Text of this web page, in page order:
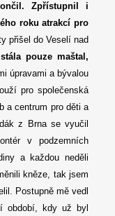
Zpřístupnil i
roku atrakcí pro
přišel do Veselí nad
pouze maštal,
úpravami a bývalou
pro společenská
a centrum pro děti a
z Brna se vyučil
v podzemních
a každou neděli
kněze, tak jsem
Postupně mě vedl
období, kdy už byl